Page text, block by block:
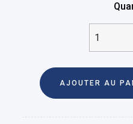
AJOUTER AU